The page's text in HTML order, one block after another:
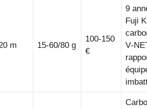
m 15‑60/80 g
100‑150
€
9
Fuji